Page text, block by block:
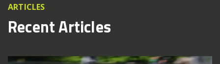
ARTICLES
Recent Articles